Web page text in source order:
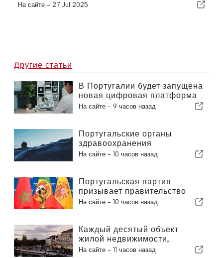
На сайте - 27 Jul 2025
Другие статьи
В Португалии будет запущена
новая цифровая платформа
в сфере здравоохранения
На сайте - 9 часов назад
Португальские органы
здравоохранения
предупреждают об опасности
На сайте - 10 часов назад
Португальская партия
призывает правительство
пересмотреть решение о
2030 года в связи с кризисом
вокруг Сеуты
На сайте - 10 часов назад
Каждый десятый объект
жилой недвижимости,
выставленный на продажу в
На сайте - 11 часов назад